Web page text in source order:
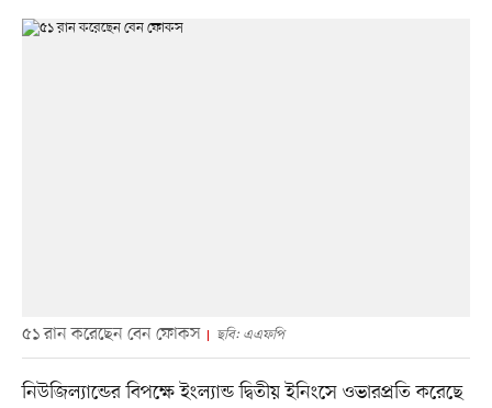
৫১ রান করেছেন বেন ফোকস ছবি: এএফপি
নিউজিল্যান্ডের বিপক্ষে ইংল্যান্ড দ্বিতীয় ইনিংসে ওভারপ্রতি করেছে